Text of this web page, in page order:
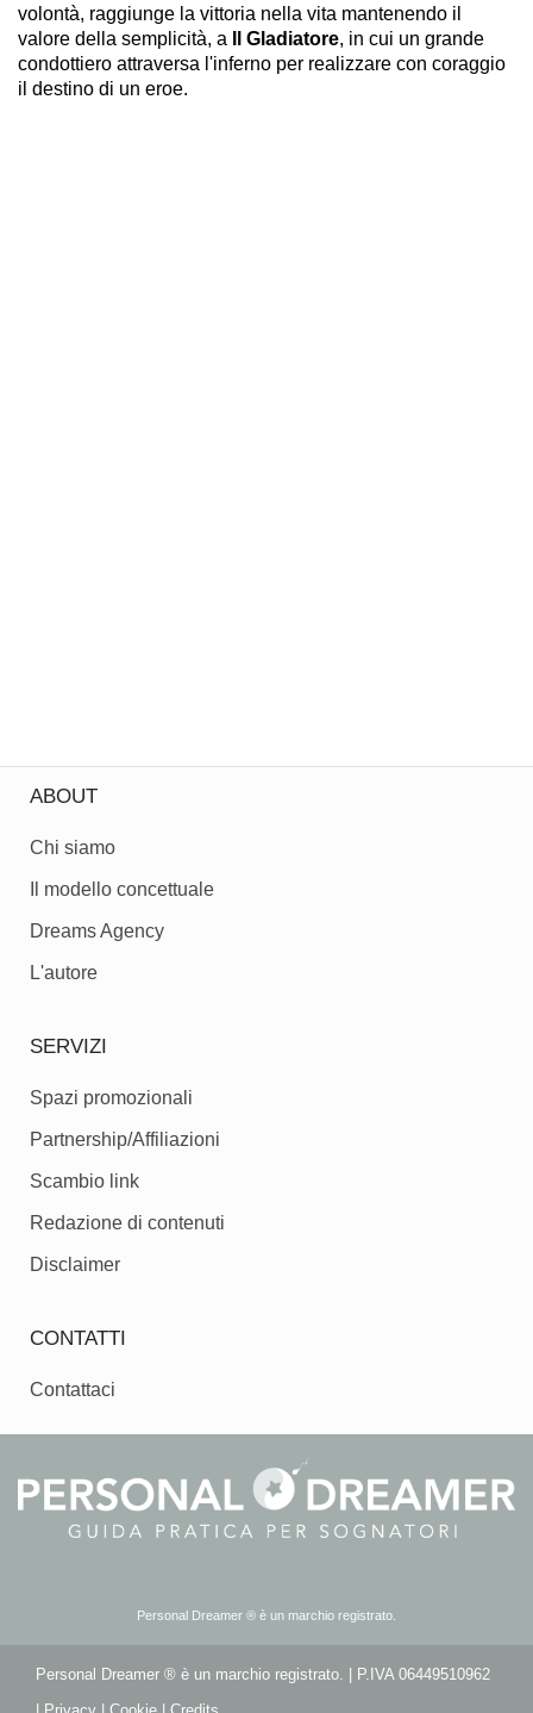
volontà, raggiunge la vittoria nella vita mantenendo il
valore della semplicità, a
Il Gladiatore, in cui un grande
condottiero attraversa l'inferno per realizzare con coraggio
il destino di un eroe.
ABOUT
Chi siamo
Il modello concettuale
Dreams Agency
L'autore
SERVIZI
Spazi promozionali
Partnership/Affiliazioni
Scambio link
Redazione di contenuti
Disclaimer
CONTATTI
Contattaci
Personal Dreamer ® è un marchio registrato.
Personal Dreamer ® è un marchio registrato. | P.IVA 06449510962
| Privacy | Cookie | Credits